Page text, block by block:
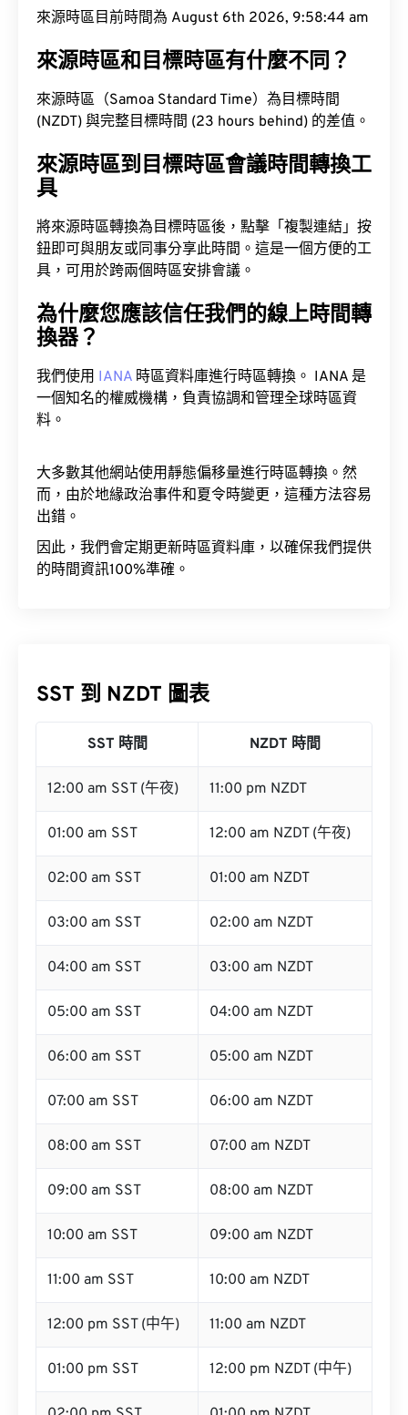
來源時區目前時間為 August 6th 2026, 9:58:45 am
來源時區和目標時區有什麼不同？
來源時區（Samoa Standard Time）為目標時間
(NZDT) 與完整目標時間 (23 hours behind) 的差值。
來源時區到目標時區會議時間轉換工
具
將來源時區轉換為目標時區後，點擊「複製連結」按
鈕即可與朋友或同事分享此時間。這是一個方便的工
具，可用於跨兩個時區安排會議。
為什麼您應該信任我們的線上時間轉
換器？
我們使用 IANA 時區資料庫進行時區轉換。 IANA 是
一個知名的權威機構，負責協調和管理全球時區資
料。
大多數其他網站使用靜態偏移量進行時區轉換。然
而，由於地緣政治事件和夏令時變更，這種方法容易
出錯。
因此，我們會定期更新時區資料庫，以確保我們提供
的時間資訊100%準確。
SST 到 NZDT 圖表
SST 時間 NZDT 時間
12:00 am SST (午夜) 11:00 pm NZDT
01:00 am SST 12:00 am NZDT (午夜)
02:00 am SST 01:00 am NZDT
03:00 am SST 02:00 am NZDT
04:00 am SST 03:00 am NZDT
05:00 am SST 04:00 am NZDT
06:00 am SST 05:00 am NZDT
07:00 am SST 06:00 am NZDT
08:00 am SST 07:00 am NZDT
09:00 am SST 08:00 am NZDT
10:00 am SST 09:00 am NZDT
11:00 am SST 10:00 am NZDT
12:00 pm SST (中午) 11:00 am NZDT
01:00 pm SST 12:00 pm NZDT (中午)